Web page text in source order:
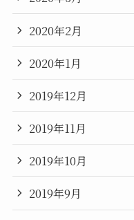
2020年2月
2020年1月
2019年12月
2019年11月
2019年10月
2019年9月